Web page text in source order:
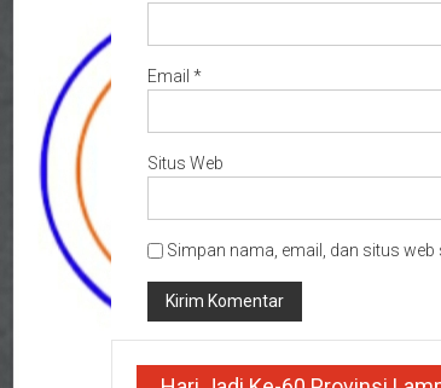
Email *
Situs Web
Simpan nama, email, dan situs